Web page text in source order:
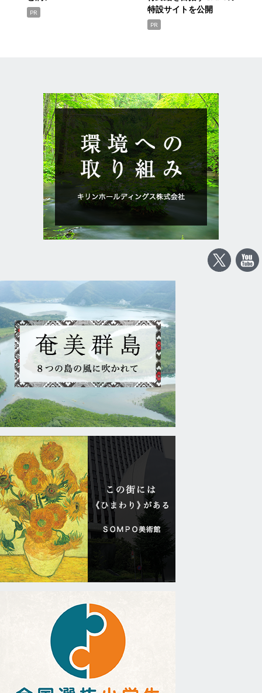
PR
特設サイトを公開
PR